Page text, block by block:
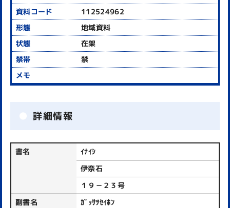
112524962
地域資料
在架
禁
詳細情報
書名
ｲﾅｲｼ
伊奈石
１９－２３号
副書名
ｶﾞｯｻﾂｾｲﾎﾝ